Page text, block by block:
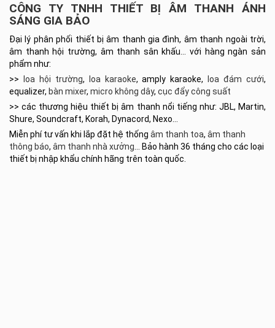
CÔNG TY TNHH THIẾT BỊ ÂM THANH ÁNH
SÁNG GIA BẢO
Đại lý phân phối thiết bị âm thanh gia đình, âm thanh ngoài trời,
âm thanh hội trường, âm thanh sân khấu… với hàng ngàn sản
phẩm như:
>>
loa hội trường, loa karaoke, amply karaoke, loa đám cưới,
equalizer, bàn mixer, micro không dây, cục đẩy công suất
>> các thương hiệu thiết bị âm thanh nổi tiếng như: JBL, Martin,
Shure, Soundcraft, Korah, Dynacord, Nexo…
Miễn phí tư vấn khi lắp đặt hệ thống âm thanh toa, âm thanh
thông báo, âm thanh nhà xưởng … Bảo hành 36 tháng cho các loại
thiết bị nhập khẩu chính hãng trên toàn quốc.